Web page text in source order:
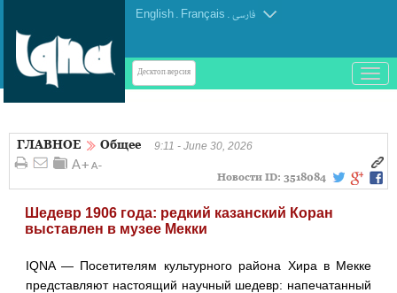
English . Français . فارسی
Десктоп-версия
باز
و
کردن
ГЛАВНОЕ Общее 9:11 - June 30, 2026
Новости ID: 3518084
Шедевр 1906 года: редкий казанский Коран
выставлен в музее Мекки
IQNA — Посетителям культурного района Хира в Мекке
представляют настоящий научный шедевр: напечатанный